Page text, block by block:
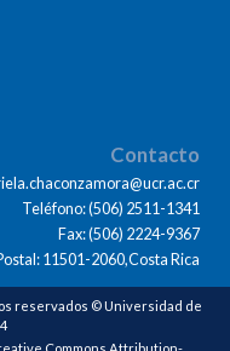
Contacto
Teléfono: (506) 2511-1341
Fax: (506) 2224-9367
11501-2060,Costa Rica
reservados © Universidad de